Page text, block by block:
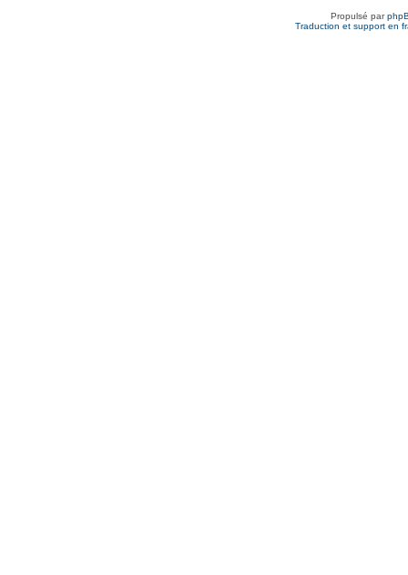
Propulsé par
Traduction et support en